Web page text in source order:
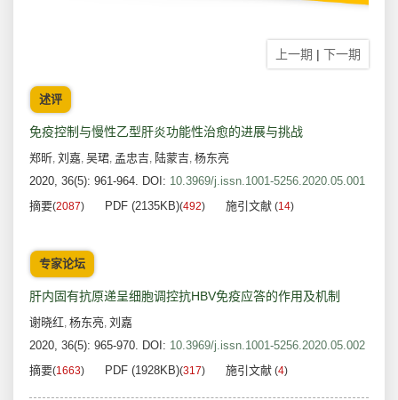
上一期 | 下一期
述评
免疫控制与慢性乙型肝炎功能性治愈的进展与挑战
郑昕, 刘嘉, 吴珺, 孟忠吉, 陆蒙吉, 杨东亮
2020, 36(5): 961-964. DOI: 10.3969/j.issn.1001-5256.2020.05.001
摘要(2087) PDF (2135KB)(492) 施引文献 (14)
专家论坛
肝内固有抗原递呈细胞调控抗HBV免疫应答的作用及机制
谢晓红, 杨东亮, 刘嘉
2020, 36(5): 965-970. DOI: 10.3969/j.issn.1001-5256.2020.05.002
摘要(1663) PDF (1928KB)(317) 施引文献 (4)